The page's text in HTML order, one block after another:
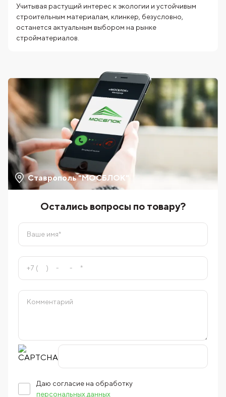
Учитывая растущий интерес к экологии и устойчивым
строительным материалам, клинкер, безусловно,
останется актуальным выбором на рынке
стройматериалов.
Ставрополь "МОСБЛОК"
Остались вопросы по товару?
Даю согласие на обработку
персональных данных